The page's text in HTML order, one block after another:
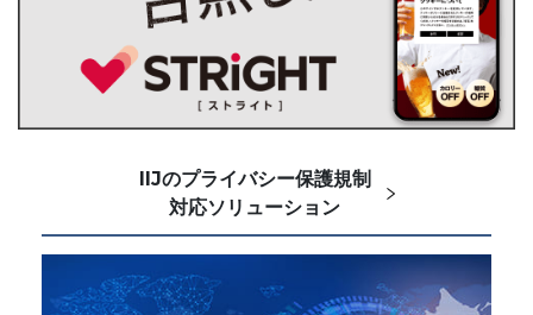
IIJのプライバシー保護規制
対応ソリューション